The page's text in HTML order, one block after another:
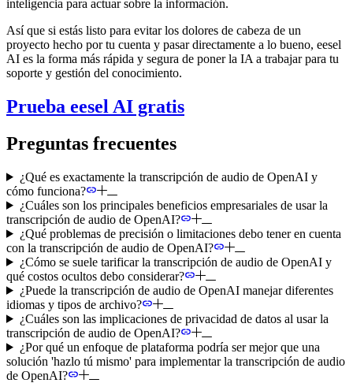
inteligencia para actuar sobre la información.
Así que si estás listo para evitar los dolores de cabeza de un
proyecto hecho por tu cuenta y pasar directamente a lo bueno, eesel
AI es la forma más rápida y segura de poner la IA a trabajar para tu
soporte y gestión del conocimiento.
Prueba eesel AI gratis
Preguntas frecuentes
¿Qué es exactamente la transcripción de audio de OpenAI y
cómo funciona?
¿Cuáles son los principales beneficios empresariales de usar la
transcripción de audio de OpenAI?
¿Qué problemas de precisión o limitaciones debo tener en cuenta
con la transcripción de audio de OpenAI?
¿Cómo se suele tarificar la transcripción de audio de OpenAI y
qué costos ocultos debo considerar?
¿Puede la transcripción de audio de OpenAI manejar diferentes
idiomas y tipos de archivo?
¿Cuáles son las implicaciones de privacidad de datos al usar la
transcripción de audio de OpenAI?
¿Por qué un enfoque de plataforma podría ser mejor que una
solución 'hazlo tú mismo' para implementar la transcripción de audio
de OpenAI?